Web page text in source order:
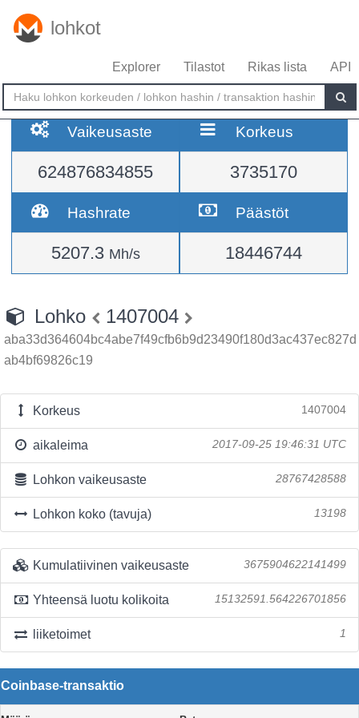
lohkot
Explorer Tilastot Rikas lista API
Vaikeusaste
624876834855
Korkeus
3735170
Hashrate
5207.3 Mh/s
Päästöt
18446744
Lohko 1407004
aba33d364604bc4abe7f49cfb6b9d23490f180d3ac437ec827d
ab4bf69826c19
Korkeus 1407004
aikaleima 2017-09-25 19:46:31 UTC
Lohkon vaikeusaste 28767428588
Lohkon koko (tavuja) 13198
Kumulatiivinen vaikeusaste 3675904622141499
Yhteensä luotu kolikoita 15132591.564226701856
liiketoimet 1
Coinbase-transaktio